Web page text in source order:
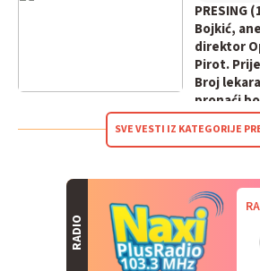
PRESING
Bojkić,
direktor
Pirot.
Broj
pronaći
SVE VESTI IZ KATEGORIJE
RADIO